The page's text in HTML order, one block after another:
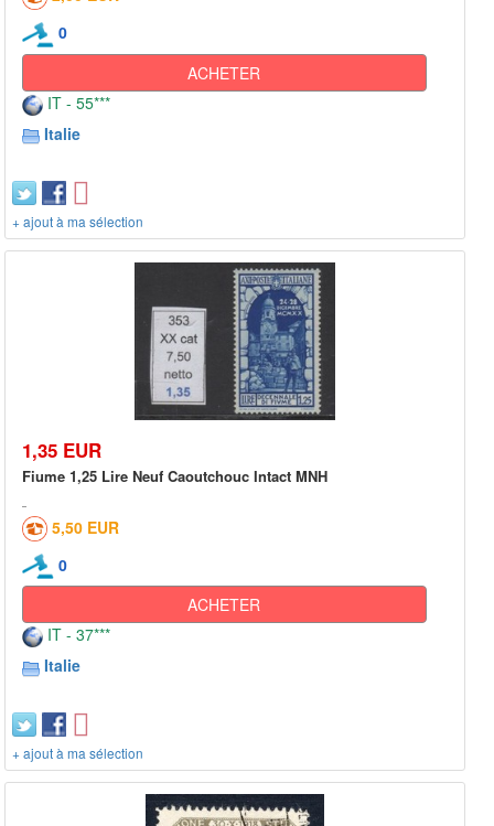
0
ACHETER
IT - 55***
Italie
+ ajout à ma sélection
1,35 EUR
Fiume 1,25 Lire Neuf Caoutchouc Intact MNH
5,50 EUR
0
ACHETER
IT - 37***
Italie
+ ajout à ma sélection